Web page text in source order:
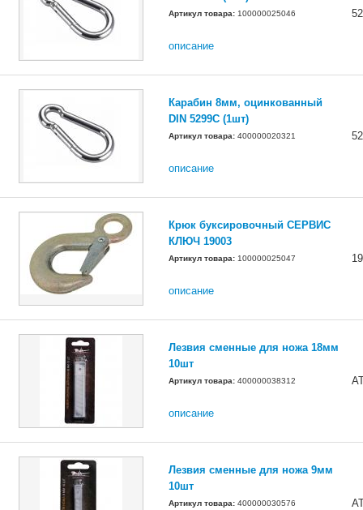
Артикул товара: 100000025046
описание
Карабин 8мм, оцинкованный
DIN 5299C (1шт)
Артикул товара: 400000020321
описание
Крюк буксировочный СЕРВИС
КЛЮЧ 19003
Артикул товара: 100000025047
описание
Лезвия сменные для ножа 18мм
10шт
Артикул товара: 400000038312
описание
Лезвия сменные для ножа 9мм
10шт
Артикул товара: 400000030576